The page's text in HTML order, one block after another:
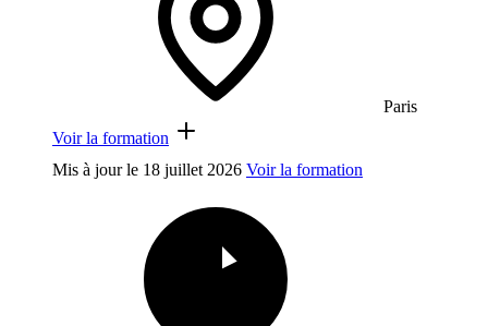
Paris
Voir la formation
Mis à jour le 18 juillet 2026 Voir la formation